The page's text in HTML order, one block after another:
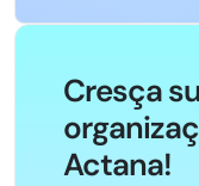
Cresça
Actana!